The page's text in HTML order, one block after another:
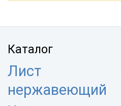
Каталог
Лист
нержавеющий